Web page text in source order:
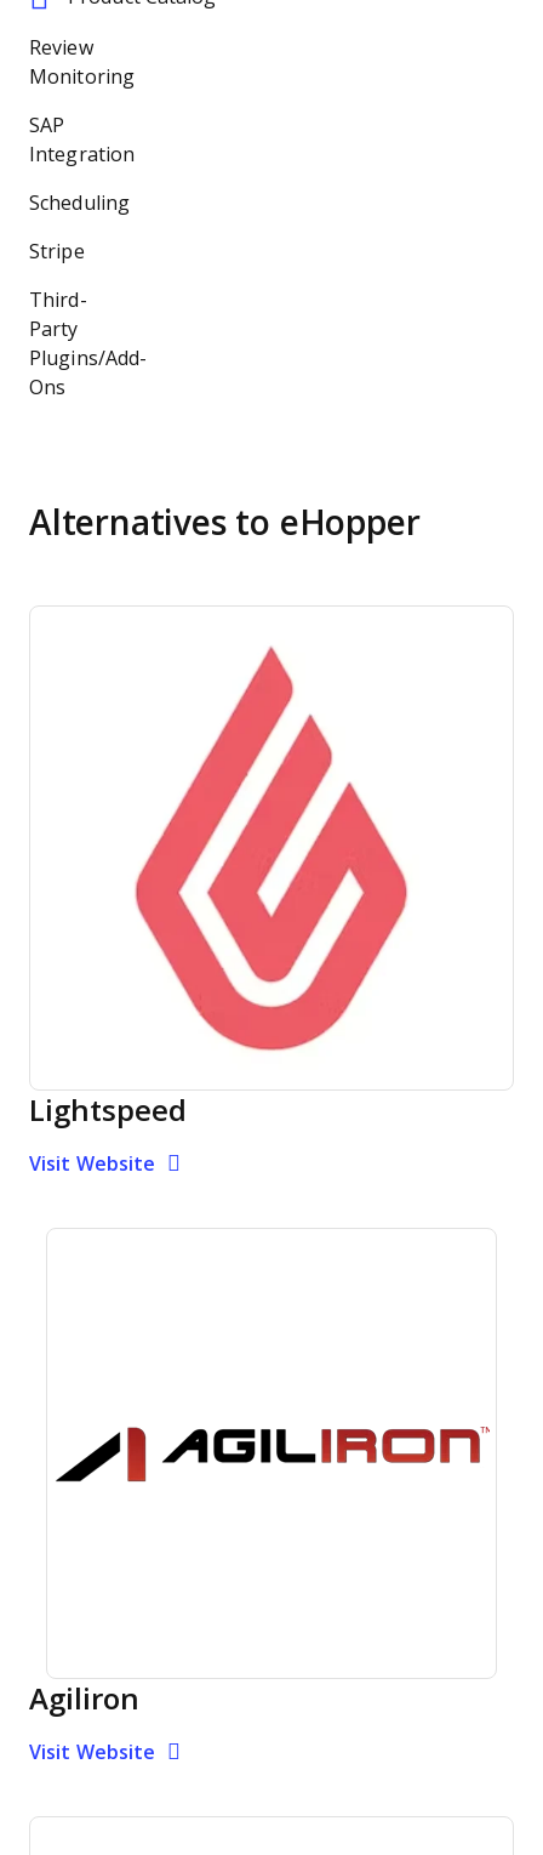
Review
Monitoring
SAP
Integration
Scheduling
Stripe
Third-
Party
Plugins/Add-
Ons
Alternatives to eHopper
Lightspeed
Visit Website Opens New Window
Agiliron
Visit Website Opens New Window